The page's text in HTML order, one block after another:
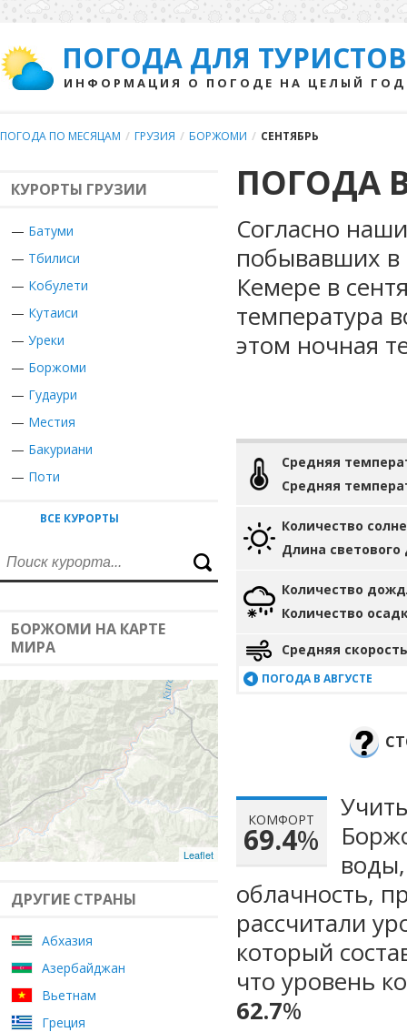
ПОГОДА ДЛЯ ТУРИСТОВ
ИНФОРМАЦИЯ О ПОГОДЕ НА ЦЕЛЫЙ ГОД
ПОГОДА ПО МЕСЯЦАМ / ГРУЗИЯ / БОРЖОМИ / СЕНТЯБРЬ
КУРОРТЫ ГРУЗИИ
— Батуми
— Тбилиси
— Кобулети
— Кутаиси
— Уреки
— Боржоми
— Гудаури
— Местия
— Бакуриани
— Поти
ВСЕ КУРОРТЫ
БОРЖОМИ НА КАРТЕ
МИРА
Leaflet
ДРУГИЕ СТРАНЫ
Абхазия
Азербайджан
Вьетнам
Греция
ПОГОДА
Согласно
побывавших в
Кемере в
температура
этом ночная
Средняя
Средняя
Количество
Длина светового
Количество
Количество
Средняя
ПОГОДА В АВГУСТЕ
КОМФОРТ
69.4%
облачность,
рассчитали
который
что уровень
62.7%